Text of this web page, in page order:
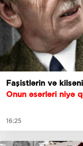
Onun əsərləri niyə
16:25